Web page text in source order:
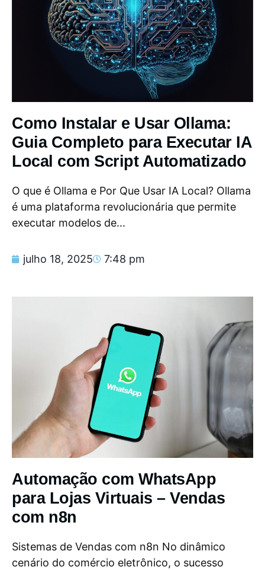
Como Instalar e Usar Ollama:
Guia Completo para Executar IA
Local com Script Automatizado
O que é Ollama e Por Que Usar IA Local? Ollama
é uma plataforma revolucionária que permite
executar modelos de...
julho 18, 2025 7:48 pm
Automação com WhatsApp
para Lojas Virtuais – Vendas
com n8n
Sistemas de Vendas com n8n No dinâmico
cenário do comércio eletrônico, o sucesso